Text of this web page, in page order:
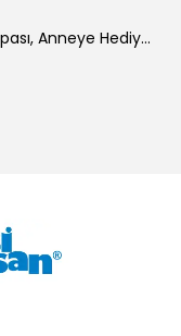
"BEST MOM EVER" Kupası, Anneye Hediye, Anneler Günü, Porselen T Kupa